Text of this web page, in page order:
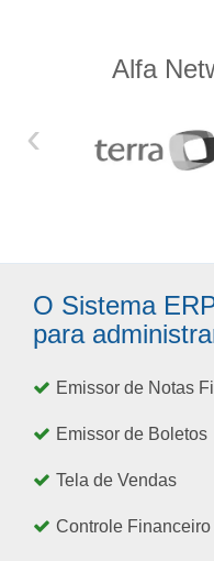
Alfa
‹
O Sistema
para
Emissor de Notas
Emissor de Boletos
Tela de Vendas
Controle Financeiro